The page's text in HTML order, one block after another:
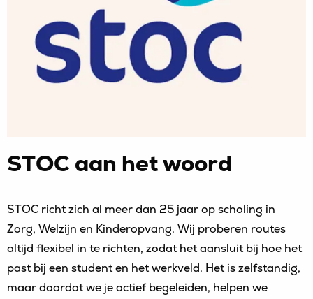
STOC aan het woord
STOC richt zich al meer dan 25 jaar op scholing in
Zorg, Welzijn en Kinderopvang. Wij proberen routes
altijd flexibel in te richten, zodat het aansluit bij hoe het
past bij een student en het werkveld. Het is zelfstandig,
maar doordat we je actief begeleiden, helpen we